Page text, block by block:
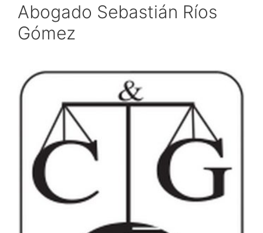
Abogado Sebastián Ríos
Gómez